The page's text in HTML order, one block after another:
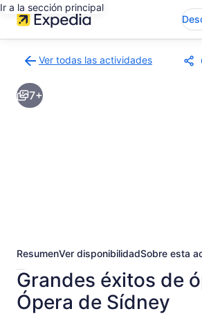
Ir a la sección principal
Ver todas las actividades
a
la
página
7+
ResumenVer disponibilidadSobre esta
Grandes éxitos de
Ópera de Sídney